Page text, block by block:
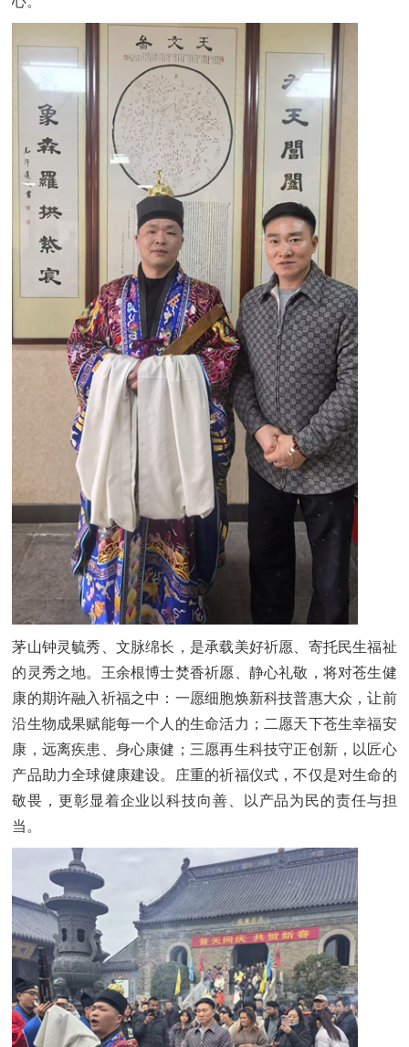
茅山钟灵毓秀、文脉绵长，是承载美好祈愿、寄托民生福祉
的灵秀之地。王余根博士焚香祈愿、静心礼敬，将对苍生健
康的期许融入祈福之中：一愿细胞焕新科技普惠大众，让前
沿生物成果赋能每一个人的生命活力；二愿天下苍生幸福安
康，远离疾患、身心康健；三愿再生科技守正创新，以匠心
产品助力全球健康建设。庄重的祈福仪式，不仅是对生命的
敬畏，更彰显着企业以科技向善、以产品为民的责任与担
当。